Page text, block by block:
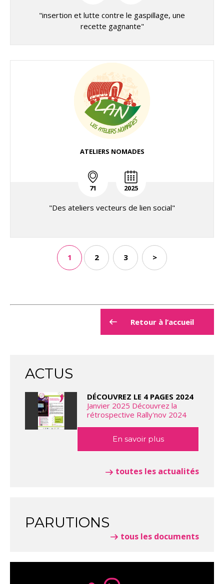
"insertion et lutte contre le gaspillage, une
recette gagnante"
ATELIERS NOMADES
71 2025
"Des ateliers vecteurs de lien social"
1 2 3 >
Retour à l’accueil
ACTUS
DÉCOUVREZ LE 4 PAGES 2024
Janvier 2025 Découvrez la
rétrospective Rally'nov 2024
En savoir plus
toutes les actualités
PARUTIONS
tous les documents